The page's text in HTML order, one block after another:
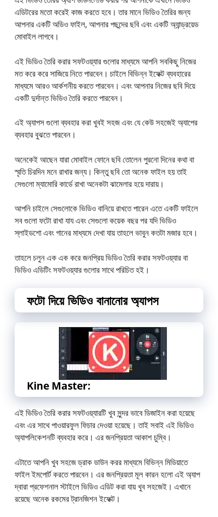
এডিটরের মতো করেই কাজ করতে হবে। তার মানে ভিডিও তৈরির জন্য
আপনার একটি অডিও ফাইল, আপনার পছন্দের ছবি এবং একটি অ্যান্ড্রয়েড
মোবাইল লাগবে।
এই ভিডিও তৈরি করার সফটওয়্যার গুলোর মাধ্যমে আপনি সবকিছু নিজের
মত করে করে সাজিয়ে নিতে পারবেন। চাইলে বিভিন্ন ইফেক্ট ব্যবহারের
মাধ্যমে আরও আর্কশনীয় করতে পারবেন। এবং আপনার নিজের ছবি দিয়ে
একটি দুর্দান্ত ভিডিও তৈরি করতে পারবেন।
এই অ্যাপস গুলো ব্যবহার করা খুবই সহজ এবং যে কেউ সহজেই অ্যাপের
ব্যবহার বুঝতে পারবেন।
অনেকেই আছেন যারা মোবাইল ফোনে ছবি তোলেন পুরনো দিনের কথা বা
স্মৃতি চিরদিন মনে রাখার জন্য। কিন্তু ছবি তো অনেক ফাইল হয় তাই
সেগুলো ম্যামোরি কার্ডে রাখা অনেকটা ঝামেলার হয়ে দারায়।
আপনি চাইলে সেগুলোকে ভিডিও বানিয়ে রাখতে পারেন এতে একটি ফাইলে
সব গুলো ফটো রাখা যায এবং সেগুলো কয়েক বছর পর যদি ভিডিও
স্লাইডশো এবং গানের মাধ্যমে দেখা যায় তাহলে ভাবুন কতটা মজার হবে।
তাহলে চলুন এক এক করে জনপ্রিয় ভিডিও তৈরি করার সফটওয়্যার বা
ভিডিও এডিটিং সফটওয়্যার গুলোর সাথে পরিচিত হই।
ফটো দিয়ে ভিডিও বানানোর অ্যাপস
Kine Master:
এই ভিডিও তৈরি করার সফটওয়্যারটি খুব সুন্দর ভাবে ডিজাইন করা হয়েছে
এবং এর সাথে পাওয়ারফুল ফিচার দেওয়া হয়েছে। তাই সবাই এই ভিডিও
অ্যাপলিকেশনটি ব্যবহার করে। এর জনপ্রিয়তা আকাশ চুম্বি।
এটাতে আপনি খুব সহজে ড্রাক ডাউন করর মাধ্যমে বিভিন্ন মিডিয়াতে
ফাইল ইমপোর্ট করতে পারবেন। এর জনপ্রিয়তা মূল কারন হলো এই অ্যাপ
দ্বারা প্রফেশনাল স্টাইলে ভিডিও এডিট করা যায় খুব সহজেই। এখানে
রয়েছে অনেক রকমের ট্রানজিশন ইফেক্ট।